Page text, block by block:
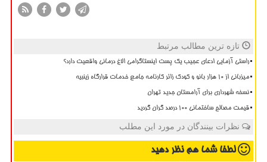
تازه ترین مطالب مرتبط
راستی آزمایی ادعای عجیب یک پست اینستاگرامی الاغ درمانی واقعیت دارد؟
میزبانی از ۱۰ هزار بانو و کودک زائر کارنامه جامع خدمات قرارگاه زینبیه
نسخه شهرداری برای آرامستان جدید تهران
قیمت مصالح ساختمانی ۱۰۰ درصد گران گردید
نظرات بینندگان در مورد این مطلب
لطفا شما همنظر دهید